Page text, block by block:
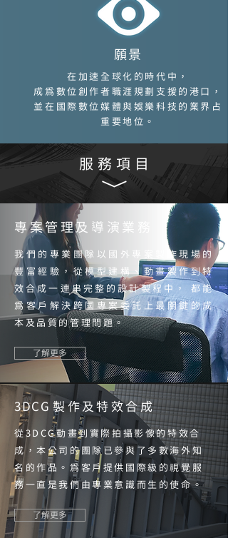
願景
在加速全球化的時代中，
成為數位創作者職涯規劃支援的港口，
並在國際數位媒體與娛樂科技的業界占
重要地位。
服務項目
專案管理及導演業務
我們的專業團隊以國外專案製作現場的
豐富經驗 ，從模型建構、動畫製作到特
效合成一連串完整的設計製程中 ，
都能
為客戶解決跨國專案委託上最關鍵的成
本及品質的管理問題。
了解更多
3DC G 製作及特效合成
從3DCG動畫到實際拍攝影像的特效合
成，本公司的團隊已參與了多數海外知
名的作品。 為客戶提供國際級的視覺服
務一直是我們由專業意識而生的使命。
了解更多